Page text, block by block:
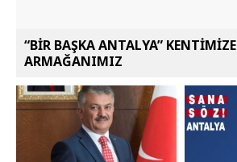
“BİR BAŞKA ANTALYA” KENTİMİZE
ARMAĞANIMIZ